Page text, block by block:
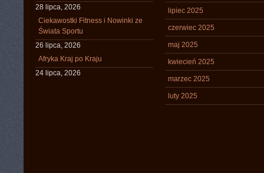
28 lipca, 2026
Ciekawostki Fitness i Nowinki ze
Świata Sportu
26 lipca, 2026
Afryka Kraj po Kraju
24 lipca, 2026
lipiec 2025
czerwiec 2025
maj 2025
kwiecień 2025
marzec 2025
luty 2025